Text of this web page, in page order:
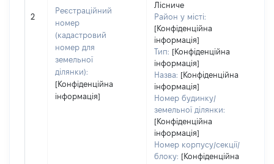
2
Реєстраційний
номер
(кадастровий
номер для
земельної
ділянки):
[Конфіденційна
інформація]
Лісниче
Район у місті:
[Конфіденційна
інформація]
Тип: [Конфіденційна
інформація]
Назва: [Конфіденційна
інформація]
Номер будинку/
земельної ділянки:
[Конфіденційна
інформація]
Номер корпусу/секції/
блоку: [Конфіденційна